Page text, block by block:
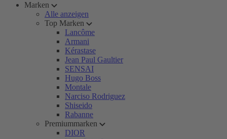
Marken
Alle anzeigen
Top Marken
Lancôme
Armani
Kérastase
Jean Paul Gaultier
SENSAI
Hugo Boss
Montale
Narciso Rodriguez
Shiseido
Rabanne
Premiummarken
DIOR